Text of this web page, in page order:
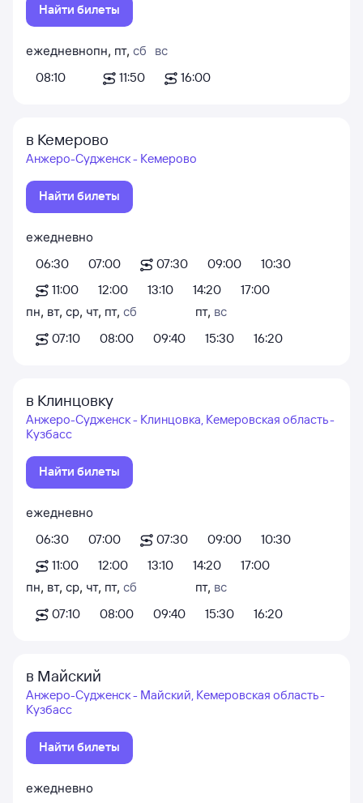
Найти билеты
ежедневно
08:10
пн, пт, сб
11:50
вс
16:00
в Кемерово
Анжеро-Судженск - Кемерово
Найти билеты
ежедневно
06:30
07:00 07:30 09:00
10:30
11:00
12:00 13:10 14:20
17:00
пн, вт, ср, чт, пт, сб
07:10
08:00 09:40
пт, вс
15:30
16:20
в Клинцовку
Анжеро-Судженск - Клинцовка, Кемеровская область -
Кузбасс
Найти билеты
ежедневно
06:30
07:00 07:30 09:00
10:30
11:00
12:00 13:10 14:20
17:00
пн, вт, ср, чт, пт, сб
07:10
08:00 09:40
пт, вс
15:30
16:20
в Майский
Анжеро-Судженск - Майский, Кемеровская область -
Кузбасс
Найти билеты
ежедневно